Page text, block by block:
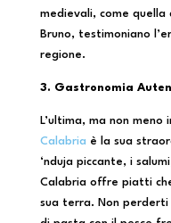
medievali, come quella
Bruno, testimoniano
regione.
3. Gastronomia
L’ultima, ma non
Calabria è la sua
‘nduja piccante, i
Calabria offre piatti
sua terra. Non